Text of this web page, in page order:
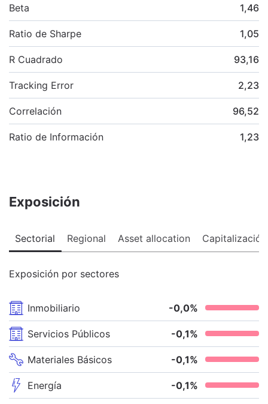
Beta 1,46
Ratio de Sharpe 1,05
R Cuadrado 93,16
Tracking Error 2,23
Correlación 96,52
Ratio de Información 1,23
Exposición
Sectorial Regional Asset allocation Capitalización
Exposición por sectores
Inmobiliario -0,0%
Servicios Públicos -0,1%
Materiales Básicos -0,1%
Energía -0,1%